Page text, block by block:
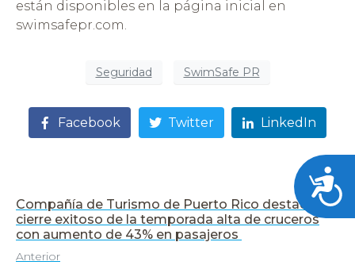
están disponibles en la página inicial en
swimsafepr.com.
Seguridad SwimSafe PR
Facebook Twitter LinkedIn
Compañía de Turismo de Puerto Rico destaca
cierre exitoso de la temporada alta de cruceros
con aumento de 43% en pasajeros
Anterior